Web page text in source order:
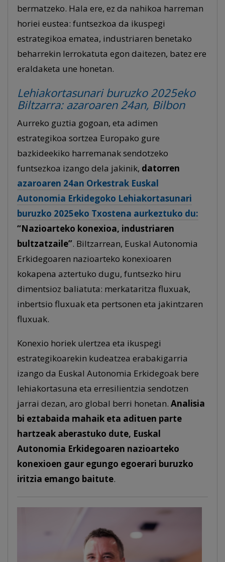
bermatzeko. Hala ere, ez da nahikoa harreman
horiei eustea: funtsezkoa da ikuspegi
estrategikoa ematea, industriaren benetako
beharrekin lerrokatuta egon daitezen, batez ere
eraldaketa une honetan.
Lehiakortasunari buruzko 2025eko
Biltzarra: azaroaren 24an, Bilbon
Aurreko guztia gogoan, eta adimen
estrategikoa sortzea Europako gure
bazkideekiko harremanak sendotzeko
funtsezkoa izango dela jakinik, datorren
azaroaren 24an Orkestrak Euskal
Autonomia Erkidegoko Lehiakortasunari
buruzko 2025eko Txostena aurkeztuko du:
“Nazioarteko konexioa, industriaren
bultzatzaile”. Biltzarrean, Euskal Autonomia
Erkidegoaren nazioarteko konexioaren
kokapena aztertuko dugu, funtsezko hiru
dimentsioz baliatuta: merkataritza fluxuak,
inbertsio fluxuak eta pertsonen eta jakintzaren
fluxuak.
Konexio horiek ulertzea eta ikuspegi
estrategikoarekin kudeatzea erabakigarria
izango da Euskal Autonomia Erkidegoak bere
lehiakortasuna eta erresilientzia sendotzen
jarrai dezan, aro global berri honetan. Analisia
bi eztabaida mahaik eta adituen parte
hartzeak aberastuko dute, Euskal
Autonomia Erkidegoaren nazioarteko
konexioen gaur egungo egoerari buruzko
iritzia emango baitute.